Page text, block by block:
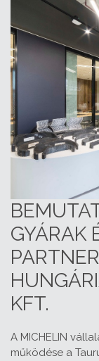
GYÁRAK
KFT.
A MICHELIN
működése a